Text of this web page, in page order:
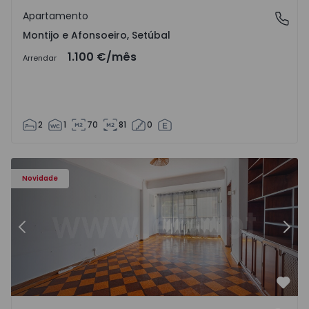
Montijo e Afonsoeiro, Setúbal
Apartamento
Montijo e Afonsoeiro, Setúbal
Arrendar 1.100 €/mês
2 1 70 81 0
Novidade
Apartamento T5 Lisboa, Olivais - 1575717 - 6
Anterior